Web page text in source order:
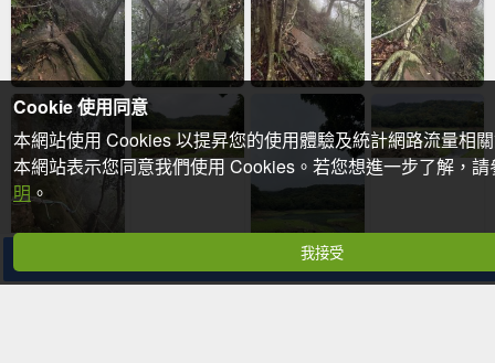
分享
Cookie 使用同意
本網站使用 Cookies 以提昇您的使用體驗及統計網路流量相
本網站表示您同意我們使用 Cookies。若您想進一步了解，
明。
我接受